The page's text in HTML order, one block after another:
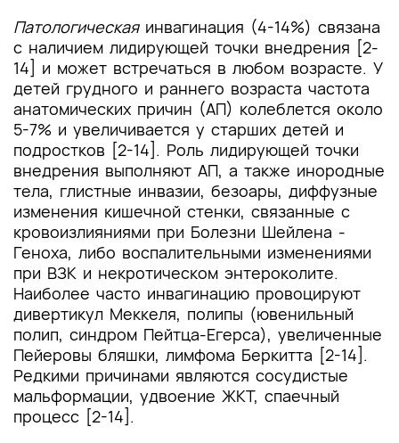
Патологическаяинвагинация (4-14%) связана
с наличием лидирующей точки внедрения [2-
14] и может встречаться в любом возрасте. У
детей грудного и раннего возраста частота
анатомических причин (АП) колеблется около
5-7% и увеличивается у старших детей и
подростков [2-14]. Роль лидирующей точки
внедрения выполняют АП, а также инородные
тела, глистные инвазии, безоары, диффузные
изменения кишечной стенки, связанные с
кровоизлияниями при Болезни Шейлена -
Геноха, либо воспалительными изменениями
при ВЗК и некротическом энтероколите.
Наиболее часто инвагинацию провоцируют
дивертикул Меккеля, полипы (ювенильный
полип, синдром Пейтца-Егерса), увеличенные
Пейеровы бляшки, лимфома Беркитта [2-14].
Редкими причинами являются сосудистые
мальформации, удвоение ЖКТ, спаечный
процесс [2-14].